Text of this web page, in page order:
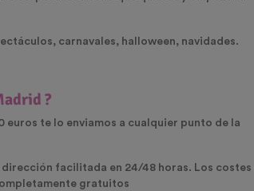
carnavales, halloween, navidades.
?
te lo enviamos a cualquier punto de la
facilitada en 24/48 horas. Los costes
gratuitos